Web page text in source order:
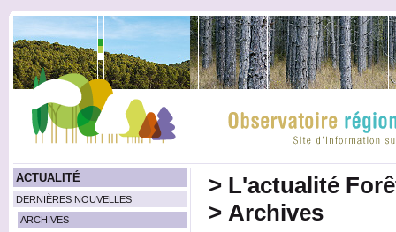
ACTUALITÉ
DERNIÈRES NOUVELLES
ARCHIVES
> L'actualité
> Archives